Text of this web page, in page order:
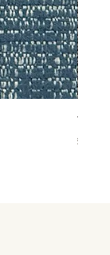
TOT-
価格
₩0